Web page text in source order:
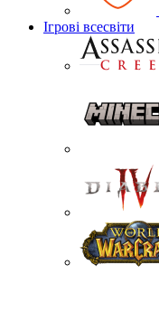
Ігрові всесвіти